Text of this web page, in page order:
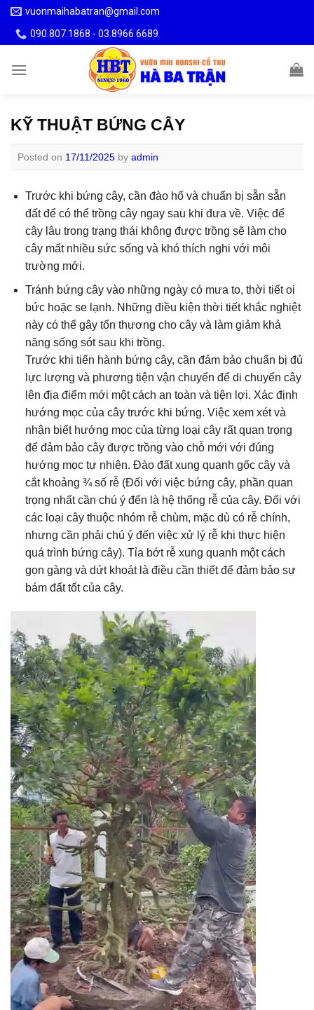
Skip
content
vuonmaihabatran@gmail.com
090.807.1868 - 03.8966.6689
KỸ THUẬT BỨNG CÂY
Posted on 17/11/2025 by admin
Trước khi bứng cây, cần đào hố và chuẩn bị sẵn sẵn
đất để có thể trồng cây ngay sau khi đưa về. Việc để
cây lâu trong trạng thái không được trồng sẽ làm cho
cây mất nhiều sức sống và khó thích nghi với môi
trường mới.
Tránh bứng cây vào những ngày có mưa to, thời tiết oi
bức hoặc se lạnh. Những điều kiện thời tiết khắc nghiệt
này có thể gây tổn thương cho cây và làm giảm khả
năng sống sót sau khi trồng.
Trước khi tiến hành bứng cây, cần đảm bảo chuẩn bị đủ
lực lượng và phương tiện vận chuyển để di chuyển cây
lên địa điểm mới một cách an toàn và tiện lợi. Xác định
hướng mọc của cây trước khi bứng. Việc xem xét và
nhận biết hướng mọc của từng loại cây rất quan trọng
để đảm bảo cây được trồng vào chỗ mới với đúng
hướng mọc tự nhiên. Đào đất xung quanh gốc cây và
cắt khoảng ¾ số rễ (Đối với việc bứng cây, phần quan
trọng nhất cần chú ý đến là hệ thống rễ của cây. Đối với
các loại cây thuộc nhóm rễ chùm, mặc dù có rễ chính,
nhưng cần phải chú ý đến việc xử lý rễ khi thực hiện
quá trình bứng cây). Tỉa bớt rễ xung quanh một cách
gọn gàng và dứt khoát là điều cần thiết để đảm bảo sự
bám đất tốt của cây.